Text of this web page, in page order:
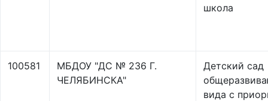
школа
100581
МБДОУ "ДС № 236 Г.
ЧЕЛЯБИНСКА"
Детский сад
вида с